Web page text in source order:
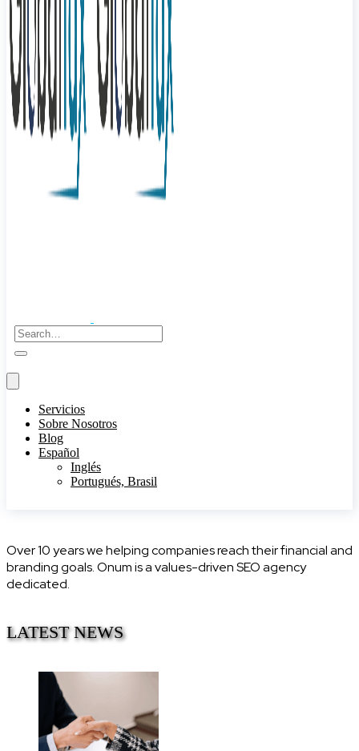
Servicios
Sobre Nosotros
Blog
Español
Inglés
Portugués, Brasil
Over 10 years we helping companies reach their financial and
branding goals. Onum is a values-driven SEO agency
dedicated.
LATEST NEWS